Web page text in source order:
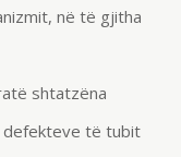
në të gjitha
shtatzëna
defekteve të tubit